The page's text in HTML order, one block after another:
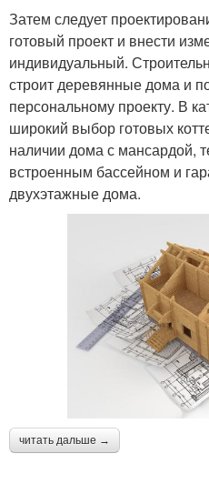
Затем следует
готовый проект и внести
индивидуальный.
строит деревянные дома и
персональному проекту. В
широкий выбор готовых
наличии дома с мансардой,
встроенным бассейном и
двухэтажные дома.
читать дальше →